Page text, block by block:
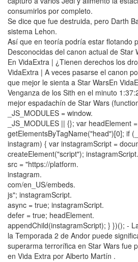
consumirlos por completo.
Se dice que fue destruida, pero Darth
sistema Lehon.
Así que en teoría podría estar flotando
Desconocidas del canon actual de Star
En VidaExtra | ¿Tienen derechos los
VidaExtra | A veces pasarse el canon
que mejor le sienta a Star WarsEn
Venganza de los Sith en el minuto
mejor espadachín de Star Wars
_JS_MODULES = window.
_JS_MODULES || {}; var headElement
getElementsByTagName("head")[0]; if
instagram) { var instagramScript =
createElement("script"); instagramScript.
src = "https://platform.
instagram.
com/en_US/embeds.
js"; instagramScript.
async = true; instagramScript.
defer = true; headElement.
appendChild(instagramScript); } })(); -
la Temporada 2 de Andor puede
superarma terrorífica en Star Wars fue
en Vida Extra por Alberto Martín .